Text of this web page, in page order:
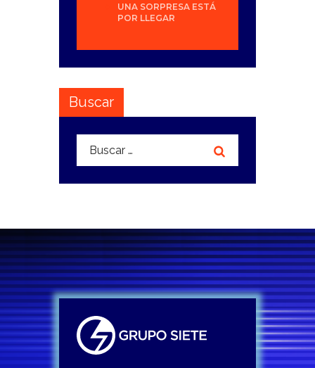
UNA SORPRESA ESTÁ
POR LLEGAR
Buscar
Buscar: